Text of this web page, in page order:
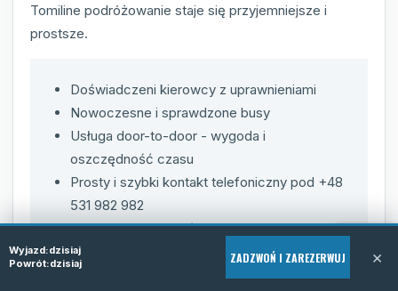
Tomiline podróżowanie staje się przyjemniejsze i
prostsze.
Doświadczeni kierowcy z uprawnieniami
Nowoczesne i sprawdzone busy
Usługa door-to-door - wygoda i
oszczędność czasu
Prosty i szybki kontakt telefoniczny pod +48
531 982 982
Indywidualne podejście do klienta
Transparentna polityka cenowa
Wyjazd:dzisiaj
Powrót:dzisiaj ZADZWOŃ I ZAREZERWUJ ×